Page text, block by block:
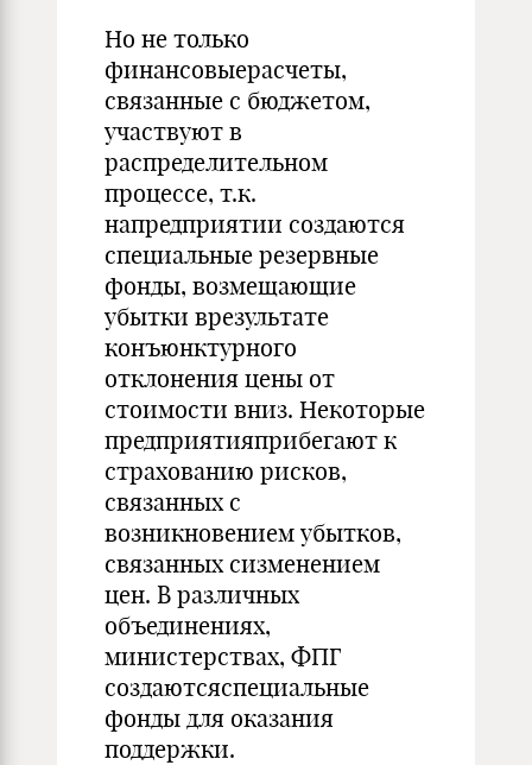
Но не только
финансовыерасчеты,
связанные с бюджетом,
участвуют в
распределительном
процессе, т.к.
напредприятии создаются
специальные резервные
фонды, возмещающие
убытки врезультате
конъюнктурного
отклонения цены от
стоимости вниз. Некоторые
предприятияприбегают к
страхованию рисков,
связанных с
возникновением убытков,
связанных сизменением
цен. В различных
объединениях,
министерствах, ФПГ
создаютсяспециальные
фонды для оказания
поддержки.